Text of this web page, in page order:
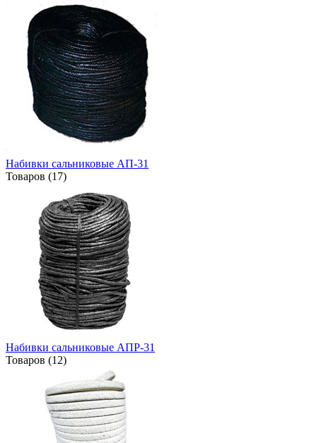
Набивки сальниковые АП-31
Товаров (17)
Набивки сальниковые АПР-31
Товаров (12)